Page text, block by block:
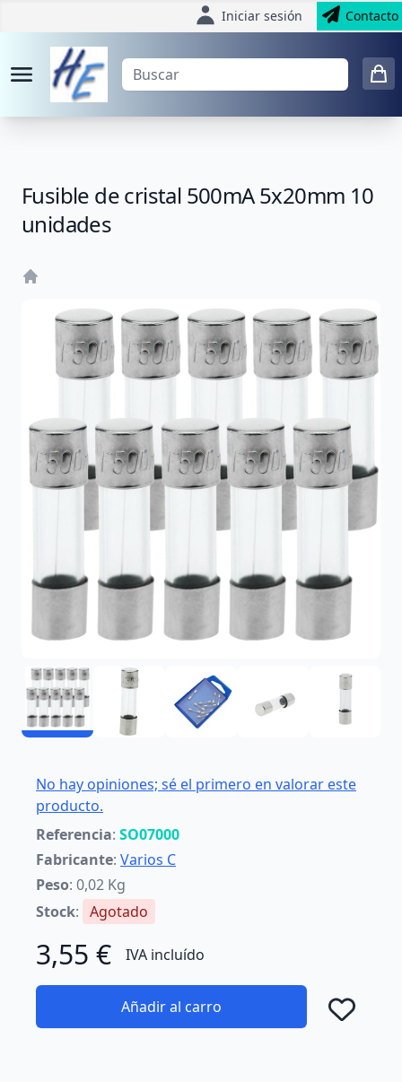
Iniciar sesión Contacto
Fusible de cristal 500mA 5x20mm 10
unidades
No hay opiniones; sé el primero en valorar este
producto.
Referencia: SO07000
Fabricante: Varios C
Peso: 0,02 Kg
Stock: Agotado
3,55 € IVA incluído
Añadir al carro